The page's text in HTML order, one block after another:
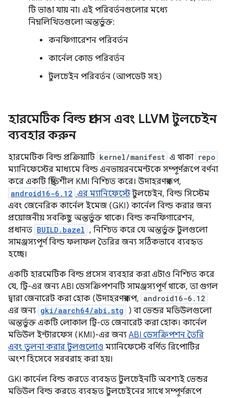
টি ভাঙা যায় না। এই পরিবর্তনগুলোর মধ্যে
নিম্নলিখিতগুলো অন্তর্ভুক্ত:
কনফিগারেশন পরিবর্তন
কার্নেল কোড পরিবর্তন
টুলচেইন পরিবর্তন (আপডেট সহ)
হারমেটিক বিল্ড প্রসেস এবং LLVM টুলচেইন
ব্যবহার করুন
হারমেটিক বিল্ড প্রক্রিয়াটি kernel/manifest এ থাকা repo
ম্যানিফেস্টের মাধ্যমে বিল্ড এনভায়রনমেন্টকে সম্পূর্ণরূপে বর্ণনা
করে একটি স্থিতিশীল KMI নিশ্চিত করে। উদাহরণস্বরূপ,
android16-6.12 এর ম্যানিফেস্টেটুলচেইন, বিল্ড সিস্টেম
এবং জেনেরিক কার্নেল ইমেজ (GKI) কার্নেল বিল্ড করার জন্য
প্রয়োজনীয় সবকিছু অন্তর্ভুক্ত থাকে। বিল্ড কনফিগারেশন,
প্রধানত BUILD.bazel , নিশ্চিত করে যে অন্তর্ভুক্ত টুলগুলো
সামঞ্জস্যপূর্ণ বিল্ড ফলাফল তৈরির জন্য সঠিকভাবে ব্যবহৃত
হচ্ছে।
একটি হারমেটিক বিল্ড প্রসেস ব্যবহার করা এটাও নিশ্চিত করে
যে, ট্রি-এর জন্য ABI ডেসক্রিপশনটি সামঞ্জস্যপূর্ণ থাকে, তা গুগল
দ্বারা জেনারেট করা হোক (উদাহরণস্বরূপ, android16-6.12
এর জন্য gki/aarch64/abi.stg
) বা ভেন্ডর মডিউলগুলো
অন্তর্ভুক্ত একটি লোকাল ট্রি-তে জেনারেট করা হোক। কার্নেল
মডিউল ইন্টারফেস (KMI)-এর জন্য ABI ডেসক্রিপশন তৈরি
এবং তুলনা করার টুলগুলোও ম্যানিফেস্টে বর্ণিত রিপোটির
অংশ হিসেবে সরবরাহ করা হয়।
GKI কার্নেল বিল্ড করতে ব্যবহৃত টুলচেইনটি অবশ্যই ভেন্ডর
মডিউল বিল্ড করতে ব্যবহৃত টুলচেইনের সাথে সম্পূর্ণরূপে